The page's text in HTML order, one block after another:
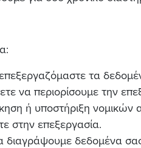
τα
να περιορίσουμε την
ή υποστήριξη νομικών
στην επεξεργασία.
διαγράψουμε δεδομένα